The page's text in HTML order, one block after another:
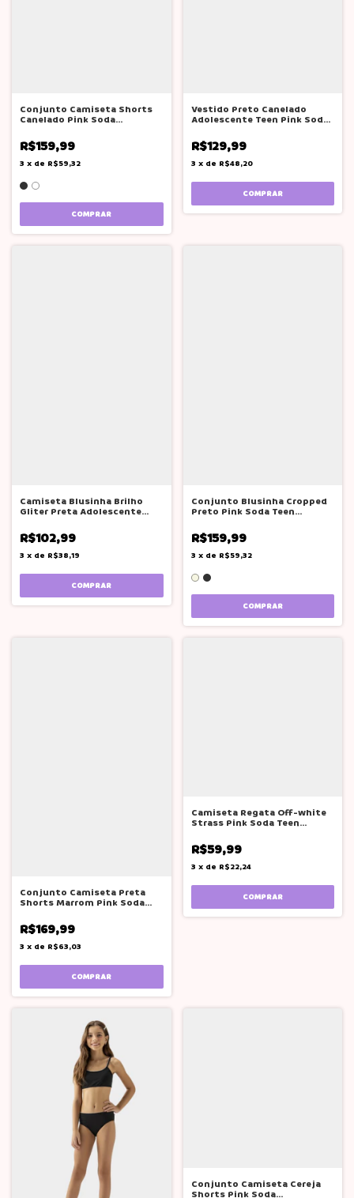
Conjunto Camiseta Shorts
Canelado Pink Soda
R$159,99
3 x de R$59,32
COMPRAR
Vestido Preto Canelado
Adolescente Teen Pink Soda
R$129,99
3 x de R$48,20
COMPRAR
Camiseta Blusinha Brilho
Gliter Preta Adolescente
R$102,99
3 x de R$38,19
COMPRAR
Conjunto Blusinha Cropped
Preto Pink Soda Teen
R$159,99
3 x de R$59,32
COMPRAR
Conjunto Camiseta Preta
Shorts Marrom Pink Soda
R$169,99
3 x de R$63,03
COMPRAR
Camiseta Regata Off-white
Strass Pink Soda Teen
R$59,99
3 x de R$22,24
COMPRAR
Conjunto Camiseta Cereja
Shorts Pink Soda